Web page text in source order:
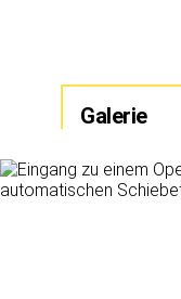
Galerie